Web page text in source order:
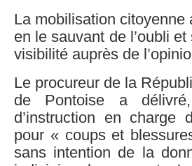
La mobilisation
en le sauvant de l’oubli
visibilité auprès de
Le procureur de la
de Pontoise a
d’instruction en charge
pour « coups et
sans intention de la